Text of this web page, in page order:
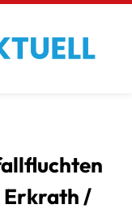
Erkrath /